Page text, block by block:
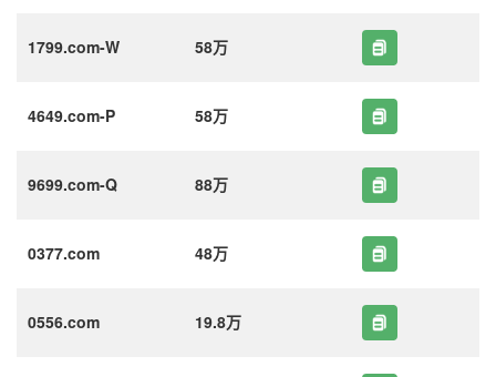
1799.com-W 58万
4649.com-P 58万
9699.com-Q 88万
0377.com 48万
0556.com 19.8万